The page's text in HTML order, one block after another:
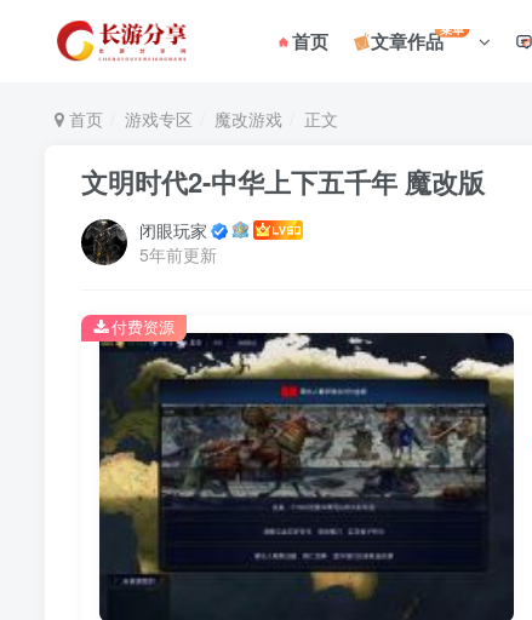
首页 文章作品菜单
首页 游戏专区 魔改游戏 正文
文明时代2-中华上下五千年 魔改版
闭眼玩家
5年前更新
付费资源